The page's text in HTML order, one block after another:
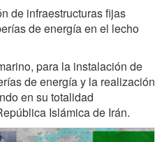
de infraestructuras fijas
de energía en el lecho
para la instalación de
de energía y la realización
en su totalidad
Islámica de Irán.